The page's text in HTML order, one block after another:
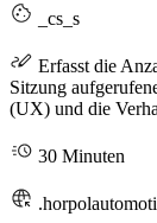
_cs_s
Erfasst die
Sitzung
(UX) und die
30 Minuten